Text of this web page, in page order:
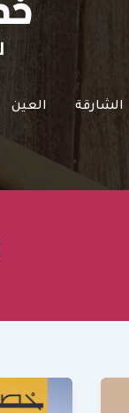
الشارقة العين